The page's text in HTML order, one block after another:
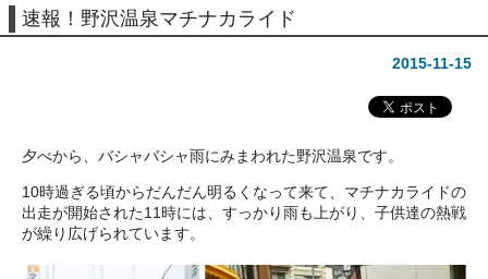
速報！野沢温泉マチナカライド
2015-11-15
夕べから、バシャバシャ雨にみまわれた野沢温泉です。
10時過ぎる頃からだんだん明るくなって来て、マチナカライドの
出走が開始された11時には、すっかり雨も上がり、子供達の熱戦
が繰り広げられています。